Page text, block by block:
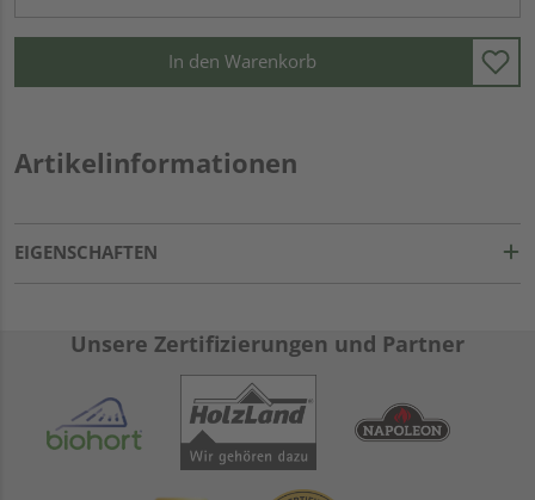
In den Warenkorb
Artikelinformationen
EIGENSCHAFTEN
Unsere Zertifizierungen und Partner